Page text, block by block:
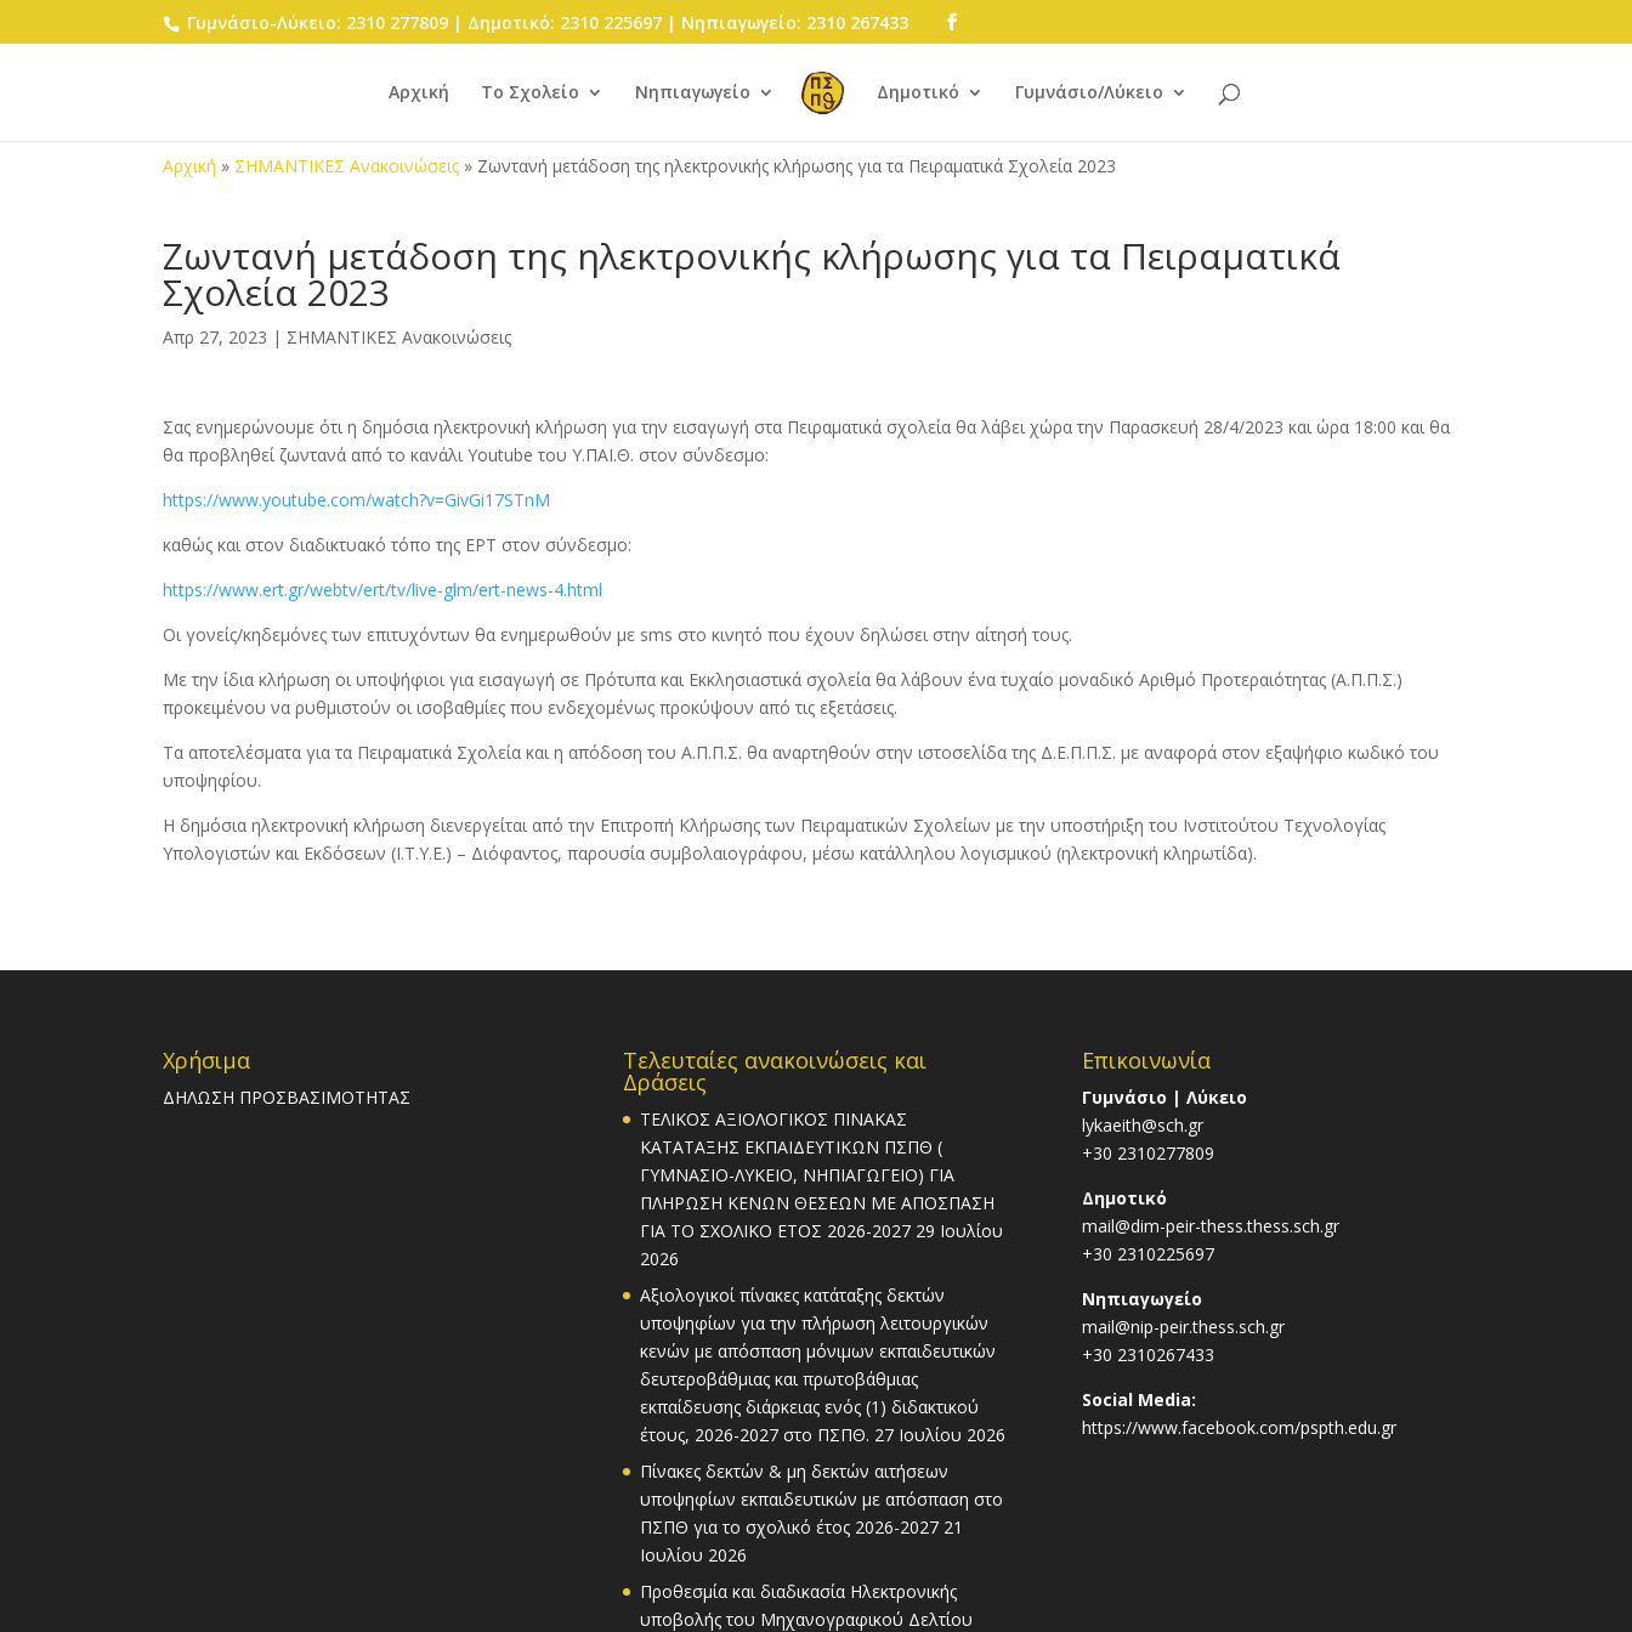
Γυμνάσιο-Λύκειο: 2310 277809 | Δημοτικό: 2310 225697 | Νηπιαγωγείο: 2310 267433
Αρχική Το Σχολείο Νηπιαγωγείο Δημοτικό Γυμνάσιο/Λύκειο
Αρχική » ΣΗΜΑΝΤΙΚΕΣ Ανακοινώσεις » Ζωντανή μετάδοση της ηλεκτρονικής κλήρωσης για τα Πειραματικά Σχολεία 2023
Ζωντανή μετάδοση της ηλεκτρονικής κλήρωσης για τα Πειραματικά
Σχολεία 2023
Απρ 27, 2023 | ΣΗΜΑΝΤΙΚΕΣ Ανακοινώσεις
Σας ενημερώνουμε ότι η δημόσια ηλεκτρονική κλήρωση για την εισαγωγή στα Πειραματικά σχολεία θα λάβει χώρα την Παρασκευή 28/4/2023 και ώρα 18:00 και θα
θα προβληθεί ζωντανά από το κανάλι Youtube του Υ.ΠΑΙ.Θ. στον σύνδεσμο:
https://www.youtube.com/watch?v=GivGi17STnM
καθώς και στον διαδικτυακό τόπο της ΕΡΤ στον σύνδεσμο:
https://www.ert.gr/webtv/ert/tv/live-glm/ert-news-4.html
Οι γονείς/κηδεμόνες των επιτυχόντων θα ενημερωθούν με sms στο κινητό που έχουν δηλώσει στην αίτησή τους.
Με την ίδια κλήρωση οι υποψήφιοι για εισαγωγή σε Πρότυπα και Εκκλησιαστικά σχολεία θα λάβουν ένα τυχαίο μοναδικό Αριθμό Προτεραιότητας (Α.Π.Π.Σ.)
προκειμένου να ρυθμιστούν οι ισοβαθμίες που ενδεχομένως προκύψουν από τις εξετάσεις.
Τα αποτελέσματα για τα Πειραματικά Σχολεία και η απόδοση του Α.Π.Π.Σ. θα αναρτηθούν στην ιστοσελίδα της Δ.Ε.Π.Π.Σ. με αναφορά στον εξαψήφιο κωδικό του
υποψηφίου.
Η δημόσια ηλεκτρονική κλήρωση διενεργείται από την Επιτροπή Κλήρωσης των Πειραματικών Σχολείων με την υποστήριξη του Ινστιτούτου Τεχνολογίας
Υπολογιστών και Εκδόσεων (Ι.Τ.Υ.Ε.) – Διόφαντος, παρουσία συμβολαιογράφου, μέσω κατάλληλου λογισμικού (ηλεκτρονική κληρωτίδα).
Χρήσιμα
ΔΗΛΩΣΗ ΠΡΟΣΒΑΣΙΜΟΤΗΤΑΣ
Τελευταίες ανακοινώσεις και
Δράσεις
ΤΕΛΙΚΟΣ ΑΞΙΟΛΟΓΙΚΟΣ ΠΙΝΑΚΑΣ
ΚΑΤΑΤΑΞΗΣ ΕΚΠΑΙΔΕΥΤΙΚΩΝ ΠΣΠΘ (
ΓΥΜΝΑΣΙΟ-ΛΥΚΕΙΟ, ΝΗΠΙΑΓΩΓΕΙΟ) ΓΙΑ
ΠΛΗΡΩΣΗ ΚΕΝΩΝ ΘΕΣΕΩΝ ΜΕ ΑΠΟΣΠΑΣΗ
ΓΙΑ ΤΟ ΣΧΟΛΙΚΟ ΕΤΟΣ 2026-2027 29 Ιουλίου
2026
Αξιολογικοί πίνακες κατάταξης δεκτών
υποψηφίων για την πλήρωση λειτουργικών
κενών με απόσπαση μόνιμων εκπαιδευτικών
δευτεροβάθμιας και πρωτοβάθμιας
εκπαίδευσης διάρκειας ενός (1) διδακτικού
έτους, 2026-2027 στο ΠΣΠΘ. 27 Ιουλίου 2026
Πίνακες δεκτών & μη δεκτών αιτήσεων
υποψηφίων εκπαιδευτικών με απόσπαση στο
ΠΣΠΘ για το σχολικό έτος 2026-2027 21
Ιουλίου 2026
Προθεσμία και διαδικασία Ηλεκτρονικής
υποβολής του Μηχανογραφικού Δελτίου
Επικοινωνία
Γυμνάσιο | Λύκειο
lykaeith@sch.gr
+30 2310277809
Δημοτικό
mail@dim-peir-thess.thess.sch.gr
+30 2310225697
Νηπιαγωγείο
mail@nip-peir.thess.sch.gr
+30 2310267433
Social Media:
https://www.facebook.com/pspth.edu.gr